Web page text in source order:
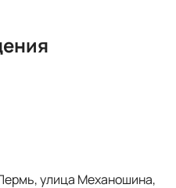
улица Механошина,